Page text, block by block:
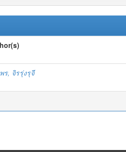
ร, จิรรุ่งรุจี